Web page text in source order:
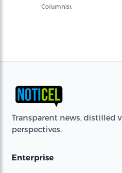
Columnist
Transparent news, distilled
perspectives.
Enterprise